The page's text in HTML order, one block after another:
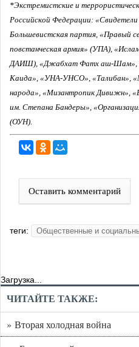
*Экстремистские и
Российской Федерации:
Большевистская партия, «Правый
повстанческая армия» (УПА),
ДАИШ), «Джабхат Фатх аш-Шам»,
Каида», «УНА-УНСО», «Талибан»,
народа», «Мизантропик Дивижн»,
им. Степана Бандеры»,
(ОУН).
Оставить комментарий
теги: Общественные и
Загрузка...
ЧИТАЙТЕ ТАКЖЕ:
» Вторая холодная война